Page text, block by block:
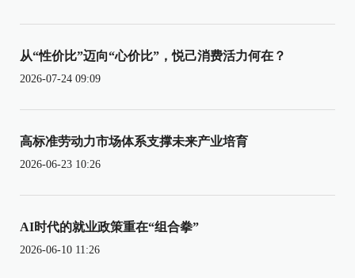
从“性价比”迈向“心价比”，悦己消费活力何在？
2026-07-24 09:09
高标准劳动力市场体系支撑未来产业培育
2026-06-23 10:26
AI时代的就业政策重在“组合拳”
2026-06-10 11:26